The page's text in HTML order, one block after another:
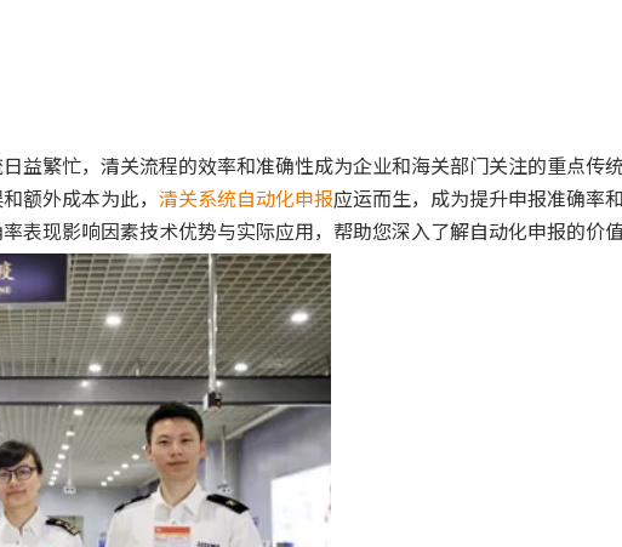
益繁忙，清关流程的效率和准确性成为企业和海关部门关注的重点传
额外成本为此， 清关系统自动化申报应运而生，成为提升申报准确率
表现影响因素技术优势与实际应用，帮助您深入了解自动化申报的价